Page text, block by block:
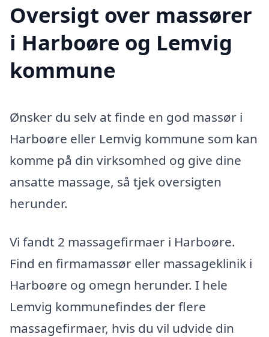
Oversigt over massører
i Harboøre og Lemvig
kommune
Ønsker du selv at finde en god massør i
Harboøre eller Lemvig kommune som kan
komme på din virksomhed og give dine
ansatte massage, så tjek oversigten
herunder.
Vi fandt 2 massagefirmaer i Harboøre.
Find en firmamassør eller massageklinik i
Harboøre og omegn herunder. I hele
Lemvig kommunefindes der flere
massagefirmaer, hvis du vil udvide din